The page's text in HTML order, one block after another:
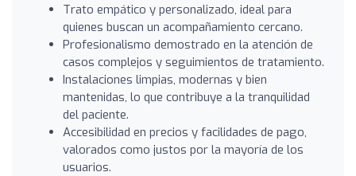
Trato empático y personalizado, ideal para
quienes buscan un acompañamiento cercano.
Profesionalismo demostrado en la atención de
casos complejos y seguimientos de tratamiento.
Instalaciones limpias, modernas y bien
mantenidas, lo que contribuye a la tranquilidad
del paciente.
Accesibilidad en precios y facilidades de pago,
valorados como justos por la mayoría de los
usuarios.